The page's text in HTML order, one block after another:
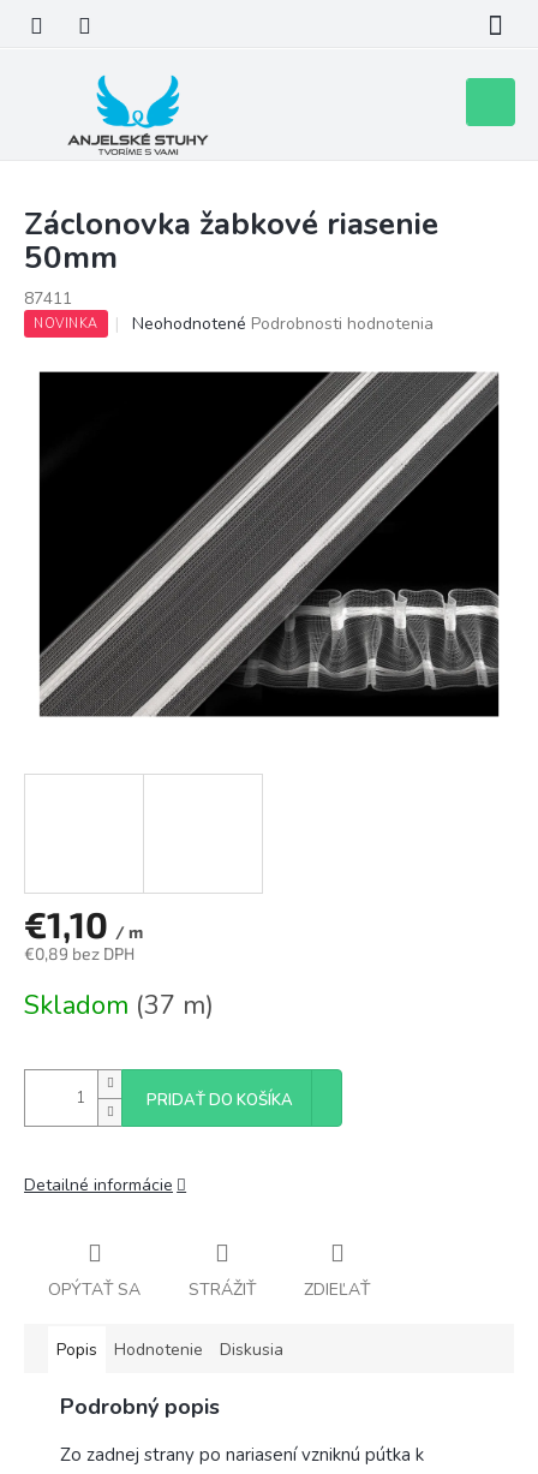
obsah
košík
Záclonovka žabkové riasenie
50mm
87411
NOVINKA
Priemerné
produktu
hviezdičiek.
Neohodnotené Podrobnosti hodnotenia
€1,10 / m
€0,89 bez DPH
cena:
Skladom (37 m)
PRIDAŤ DO KOŠÍKA
Detailné informácie
OPÝTAŤ SA STRÁŽIŤ ZDIEĽAŤ
Popis Hodnotenie Diskusia
Podrobný popis
Zo zadnej strany po nariasení vzniknú pútka k